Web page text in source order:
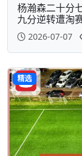
杨瀚森二十分
九分逆转遭淘
2026-07-07
精选